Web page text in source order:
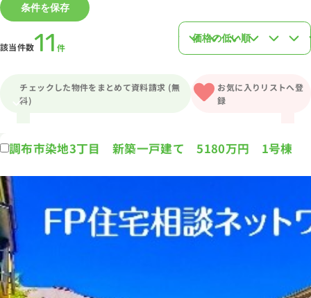
すまいのお金に関する8つのサービス
マンガで分かる！住宅購入
会社情報
条件を保存
該当件数11 件
チェックした物件をまとめて資料請求 (無
料)
お気に入りリストへ登
録
調布市染地3丁目 新築一戸建て 5180万円 1号棟